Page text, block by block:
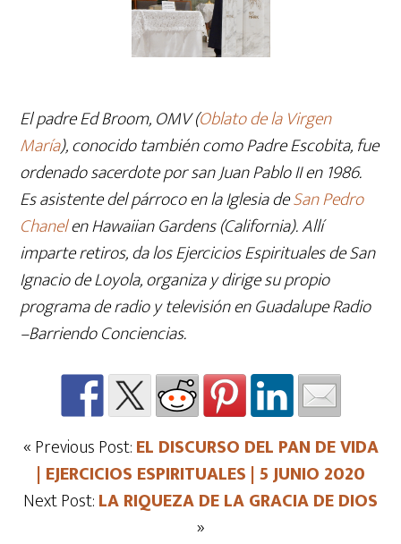
El padre Ed Broom, OMV (Oblato de la Virgen
María), conocido también como Padre Escobita, fue
ordenado sacerdote por san Juan Pablo II en 1986.
Es asistente del párroco en la Iglesia deSan Pedro
Chanelen Hawaiian Gardens (California). Allí
imparte retiros, da los Ejercicios Espirituales de San
Ignacio de Loyola, organiza y dirige su propio
programa de radio y televisión en Guadalupe Radio
–Barriendo Conciencias.
« Previous Post:EL DISCURSO DEL PAN DE VIDA
| EJERCICIOS ESPIRITUALES | 5 JUNIO 2020
Next Post:LA RIQUEZA DE LA GRACIA DE DIOS
»